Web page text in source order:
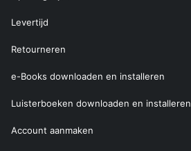
Levertijd
Retourneren
e-Books downloaden en installeren
Luisterboeken downloaden en installeren
Account aanmaken